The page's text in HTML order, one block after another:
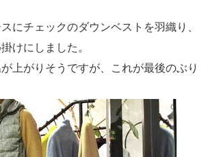
にチェックのダウンベストを羽織り、
けにしました。
上がりそうですが、これが最後のぶり